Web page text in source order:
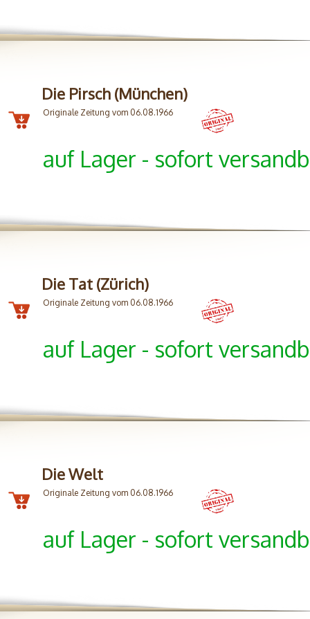
Die Pirsch (München)
Originale Zeitung vom 06.08.1966
auf Lager - sofort
Die Tat (Zürich)
Originale Zeitung vom 06.08.1966
auf Lager - sofort
Die Welt
Originale Zeitung vom 06.08.1966
auf Lager - sofort